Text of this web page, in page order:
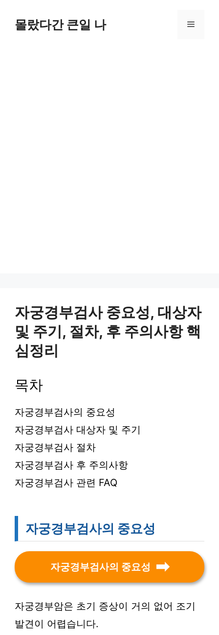
몰랐다간 큰일 나 메
자궁경부검사 중요성, 대상자
및 주기, 절차, 후 주의사항 핵
심정리
목차
자궁경부검사의 중요성
자궁경부검사 대상자 및 주기
자궁경부검사 절차
자궁경부검사 후 주의사항
자궁경부검사 관련 FAQ
자궁경부검사의 중요성
자궁경부검사의 중요성
자궁경부암은 초기 증상이 거의 없어 조기
발견이 어렵습니다.